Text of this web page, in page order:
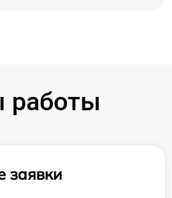
работы
заявки